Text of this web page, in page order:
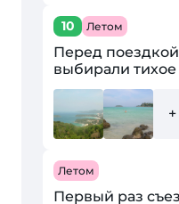
10 Летом
Перед
выбирали
пляжем и
и не пожалели.
Ката Хаус – это
Летом
Первый раз